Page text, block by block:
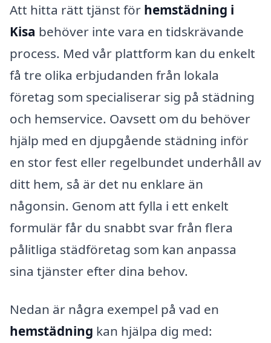
Att hitta rätt tjänst för hemstädning i
Kisa behöver inte vara en tidskrävande
process. Med vår plattform kan du enkelt
få tre olika erbjudanden från lokala
företag som specialiserar sig på städning
och hemservice. Oavsett om du behöver
hjälp med en djupgående städning inför
en stor fest eller regelbundet underhåll av
ditt hem, så är det nu enklare än
någonsin. Genom att fylla i ett enkelt
formulär får du snabbt svar från flera
pålitliga städföretag som kan anpassa
sina tjänster efter dina behov.
Nedan är några exempel på vad en
hemstädning kan hjälpa dig med: